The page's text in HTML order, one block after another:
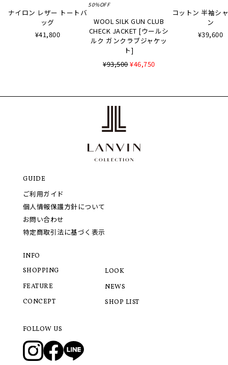
ナイロン レザー トートバ
ッグ
¥41,800
50%OFF
WOOL SILK GUN CLUB
CHECK JACKET [ウールシ
ルク ガンクラブジャケッ
ト]
¥93,500¥46,750
コットン 半袖シ
ン
¥39,600
GUIDE
ご利用ガイド
個人情報保護方針について
お問い合わせ
特定商取引法に基づく表示
INFO
SHOPPING
FEATURE
CONCEPT
LOOK
NEWS
SHOP LIST
FOLLOW US